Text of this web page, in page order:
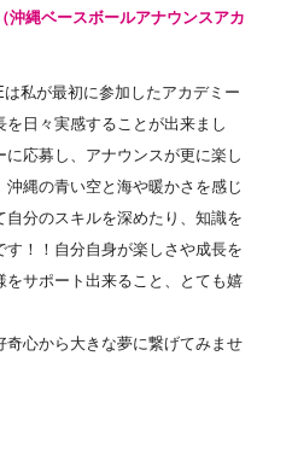
沖縄ベースボールアナウンスアカ
私が最初に参加したアカデミー
日々実感することが出来まし
応募し、アナウンスが更に楽し
沖縄の青い空と海や暖かさを感じ
分のスキルを深めたり、知識を
！！自分自身が楽しさや成長を
サポート出来ること、とても嬉
心から大きな夢に繋げてみませ